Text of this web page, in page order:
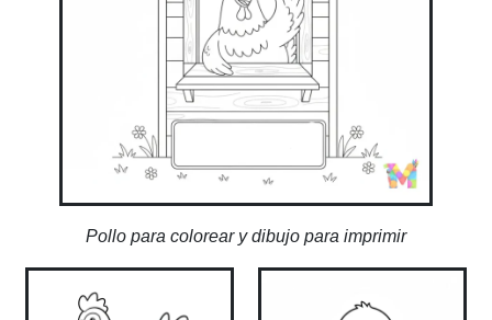
Pollo para colorear y dibujo para imprimir